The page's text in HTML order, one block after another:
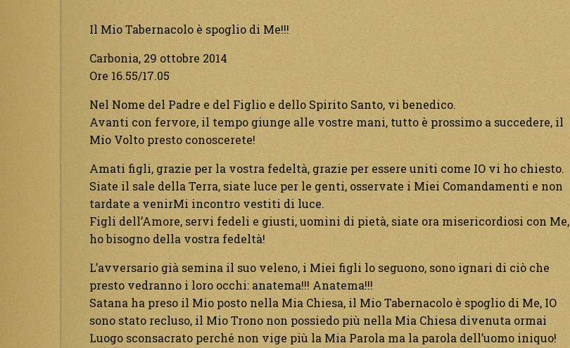
Il Mio Tabernacolo è spoglio di Me!!!
Carbonia, 29 ottobre 2014
Ore 16.55/17.05
Nel Nome del Padre e del Figlio e dello Spirito Santo, vi benedico.
Avanti con fervore, il tempo giunge alle vostre mani, tutto è prossimo a succedere, il
Mio Volto presto conoscerete!
Amati figli, grazie per la vostra fedeltà, grazie per essere uniti come IO vi ho chiesto.
Siate il sale della Terra, siate luce per le genti, osservate i Miei Comandamenti e non
tardate a venirMi incontro vestiti di luce.
Figli dell’Amore, servi fedeli e giusti, uomini di pietà, siate ora misericordiosi con Me,
ho bisogno della vostra fedeltà!
L’avversario già semina il suo veleno, i Miei figli lo seguono, sono ignari di ciò che
presto vedranno i loro occhi: anatema!!! Anatema!!!
Satana ha preso il Mio posto nella Mia Chiesa, il Mio Tabernacolo è spoglio di Me, IO
sono stato recluso, il Mio Trono non possiedo più nella Mia Chiesa divenuta ormai
Luogo sconsacrato perché non vige più la Mia Parola ma la parola dell’uomo iniquo!